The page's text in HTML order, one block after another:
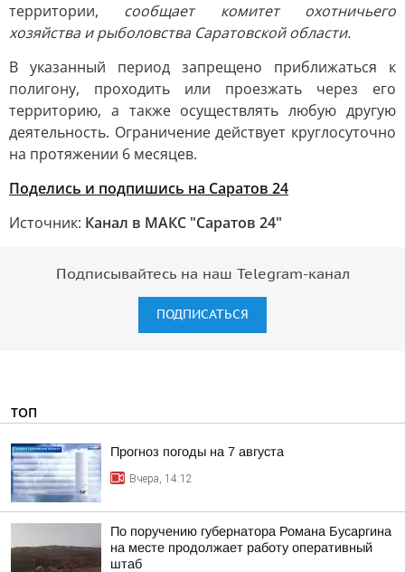
территории, сообщает комитет охотничьего
хозяйства и рыболовства Саратовской области.
В указанный период запрещено приближаться к
полигону, проходить или проезжать через его
территорию, а также осуществлять любую другую
деятельность. Ограничение действует круглосуточно
на протяжении 6 месяцев.
Поделись и подпишись на Саратов 24
Источник: Канал в МАКС "Саратов 24"
Подписывайтесь на наш Telegram-канал
ПОДПИСАТЬСЯ
ТОП
Прогноз погоды на 7 августа
Вчера, 14:12
По поручению губернатора Романа Бусаргина
на месте продолжает работу оперативный
штаб